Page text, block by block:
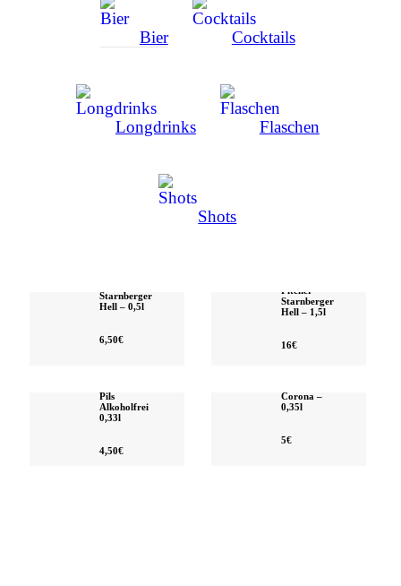
Bier Cocktails
Longdrinks Flaschen
Shots
Starnberger
Hell – 0,5l
6,50€
Pitcher
Starnberger
Hell – 1,5l
16€
Pils
Alkoholfrei
0,33l
4,50€
Corona –
0,35l
5€